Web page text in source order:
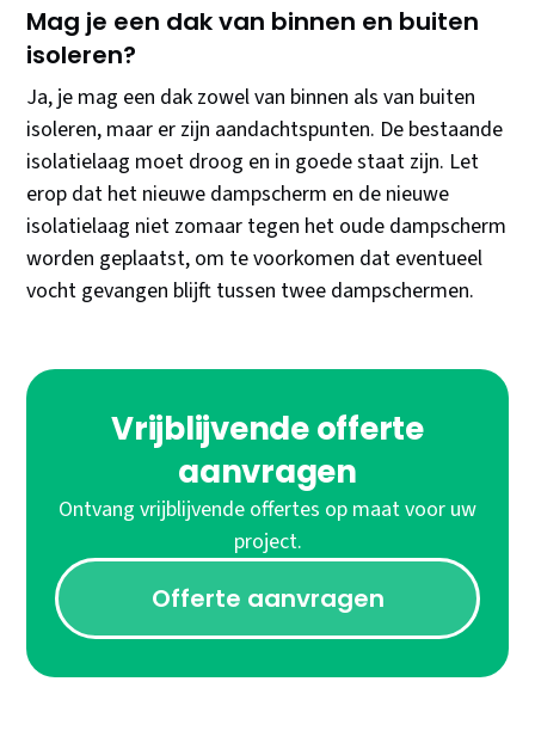
Mag je een dak van binnen en buiten
isoleren?
Ja, je mag een dak zowel van binnen als van buiten
isoleren, maar er zijn aandachtspunten. De bestaande
isolatielaag moet droog en in goede staat zijn. Let
erop dat het nieuwe dampscherm en de nieuwe
isolatielaag niet zomaar tegen het oude dampscherm
worden geplaatst, om te voorkomen dat eventueel
vocht gevangen blijft tussen twee dampschermen.
Vrijblijvende offerte
aanvragen
Ontvang vrijblijvende offertes op maat voor uw
project.
Offerte aanvragen